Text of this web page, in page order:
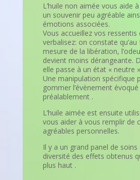
L’huile non aimée vous aide
un souvenir peu agréable
émotions associées.
Vous accueillez vos ressentis
verbalisez: on constate qu’au
mesure de la libération,
devient moins dérangeante.
elle passe à un état « neutre
Une manipulation spécifique
gommer l’évènement évoqué
préalablement .
L’huile aimée est ensuite
vous aider à vous remplir de
agréables personnelles.
Il y a un grand panel de soins
diversité des effets obtenus
plus haut .